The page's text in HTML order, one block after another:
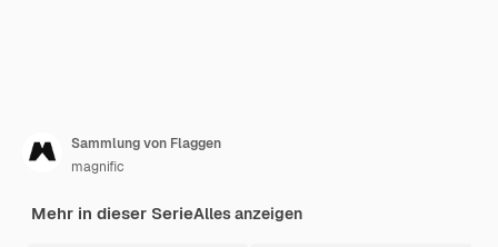
Sammlung von Flaggen
magnific
Mehr in dieser SerieAlles anzeigen